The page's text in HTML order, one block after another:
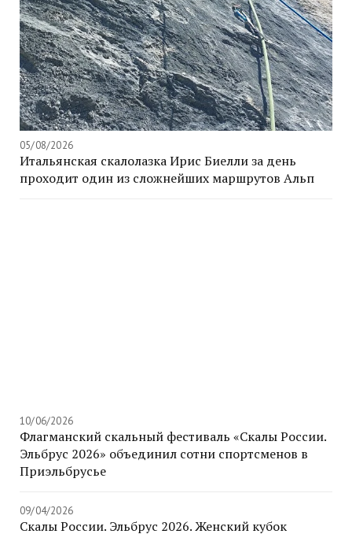
05/08/2026
Итальянская скалолазка Ирис Биелли за день
проходит один из сложнейших маршрутов Альп
10/06/2026
Флагманский скальный фестиваль «Скалы России.
Эльбрус 2026» объединил сотни спортсменов в
Приэльбрусье
09/04/2026
Скалы России. Эльбрус 2026. Женский кубок